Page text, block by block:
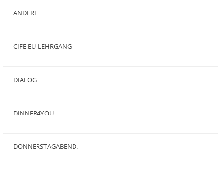
ANDERE
CIFE EU-LEHRGANG
DIALOG
DINNER4YOU
DONNERSTAGABEND.